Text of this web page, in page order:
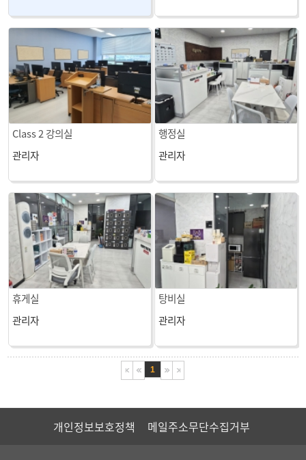
Class 2 강의실
관리자
행정실
관리자
휴게실
관리자
탕비실
관리자
1
개인정보보호정책 메일주소무단수집거부